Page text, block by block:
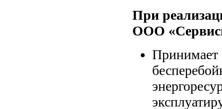
При
ООО
Принимает